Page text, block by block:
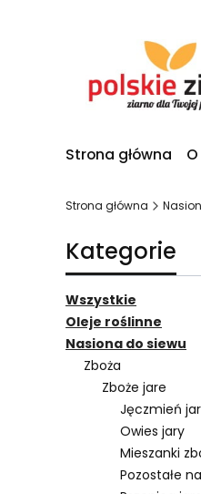
Strona główna
Strona główna
Kategorie
Wszystkie
Oleje roślinne
Nasiona do siewu
Zboża
Zboże jare
Jęczmień
Owies jary
Mieszanki
Pozostałe